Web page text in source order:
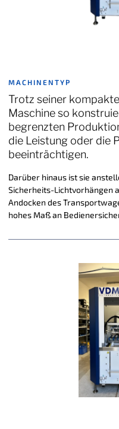
MACHINENTYP
Trotz seiner
Maschine so
begrenzten
die Leistung oder die
beeinträchtigen.
Darüber hinaus ist sie
Sicherheits-Lichtvorhängen
Andocken des
hohes Maß an